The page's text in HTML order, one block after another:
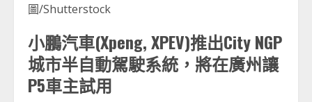
圖/Shutterstock
小鵬汽車(Xpeng, XPEV)推出City NGP
城市半自動駕駛系統，將在廣州讓
P5車主試用